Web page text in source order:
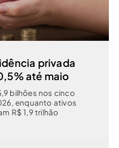
privada
até maio
bilhões nos cinco
enquanto ativos
R$ 1,9 trilhão